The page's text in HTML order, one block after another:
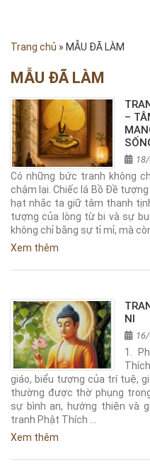
Trang chủ » MẪU ĐÃ LÀM
MẪU ĐÃ LÀM
–
Có những bức tranh không
chậm lại. Chiếc lá Bồ Đề
hạt nhắc ta giữ tâm thanh
tượng của lòng từ bi và sự
không chỉ bằng sự tỉ mỉ, mà
Xem thêm
NI
1.
giáo, biểu tượng của trí tuệ,
thường được thờ phụng
sự bình an, hướng thiện và
tranh Phật Thích …
Xem thêm